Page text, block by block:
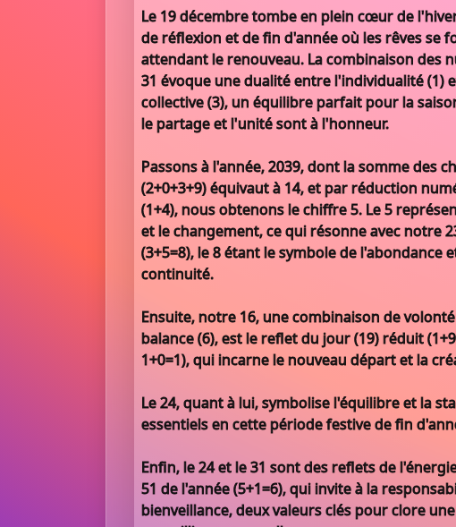
Le 19 décembre tombe en plein cœur de
de réflexion et de fin d'année où les rêves se
attendant le renouveau. La combinaison des
31 évoque une dualité entre l'individualité (1)
collective (3), un équilibre parfait pour la
le partage et l'unité sont à l'honneur.
Passons à l'année, 2039, dont la somme des
(2+0+3+9) équivaut à 14, et par réduction
(1+4), nous obtenons le chiffre 5. Le 5
et le changement, ce qui résonne avec notre
(3+5=8), le 8 étant le symbole de l'abondance
continuité.
Ensuite, notre 16, une combinaison de
balance (6), est le reflet du jour (19) réduit
1+0=1), qui incarne le nouveau départ et la
Le 24, quant à lui, symbolise l'équilibre et la
essentiels en cette période festive de fin
Enfin, le 24 et le 31 sont des reflets de
51 de l'année (5+1=6), qui invite à la
bienveillance, deux valeurs clés pour clore